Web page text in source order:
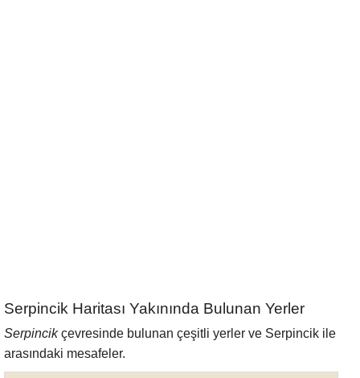
Serpincik Haritası Yakınında Bulunan Yerler
Serpincikçevresinde bulunan çeşitli yerler ve Serpincik ile
arasındaki mesafeler.